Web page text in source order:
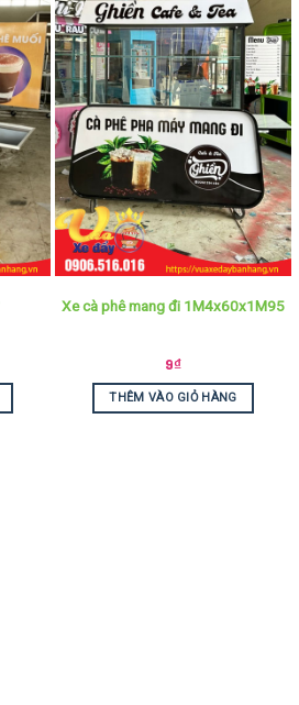
Xe cà phê mang đi 1M4x60x1M95
9₫
THÊM VÀO GIỎ HÀNG